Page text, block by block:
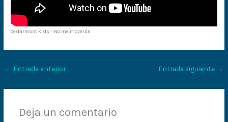
Cedarmont Kids – No me moverán
← Entrada anterior Entrada siguiente →
Deja un comentario